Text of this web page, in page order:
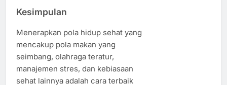
Kesimpulan
Menerapkan pola hidup sehat yang
mencakup pola makan yang
seimbang, olahraga teratur,
manajemen stres, dan kebiasaan
sehat lainnya adalah cara terbaik